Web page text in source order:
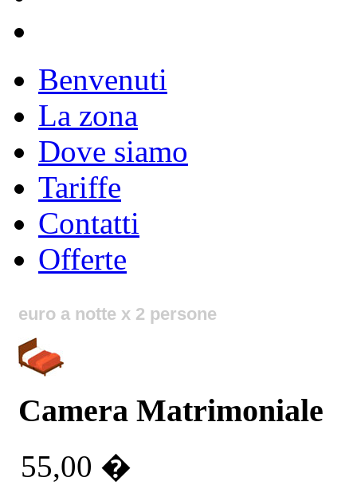
Benvenuti
La zona
Dove siamo
Tariffe
Contatti
Offerte
euro a notte x 2 persone
Camera Matrimoniale
55,00 �